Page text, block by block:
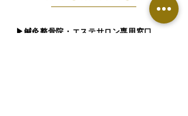
​▶︎鍼灸整骨院・エステサロン専用窓口